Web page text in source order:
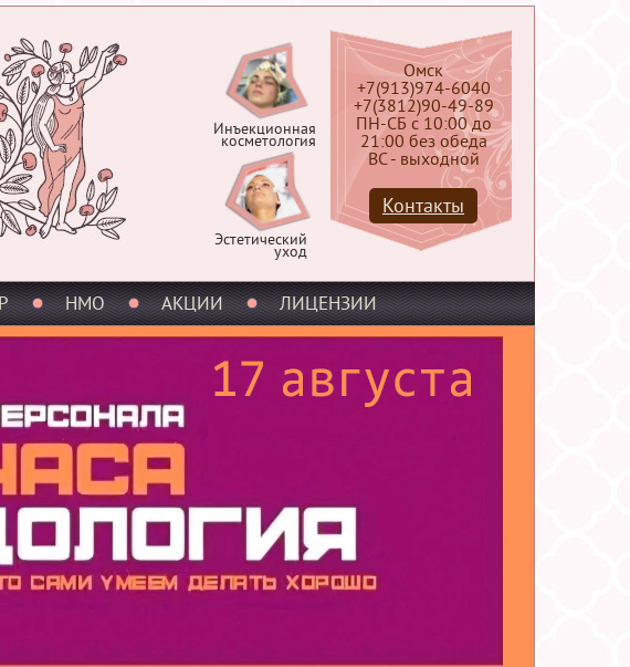
Омск
+7(913)974-6040
+7(3812)90-49-89
ПН-СБ с 10:00 до
21:00 без обеда
ВС - выходной
Контакты
Инъекционная
косметология
Эстетический
уход
НМО АКЦИИ ЛИЦЕНЗИИ